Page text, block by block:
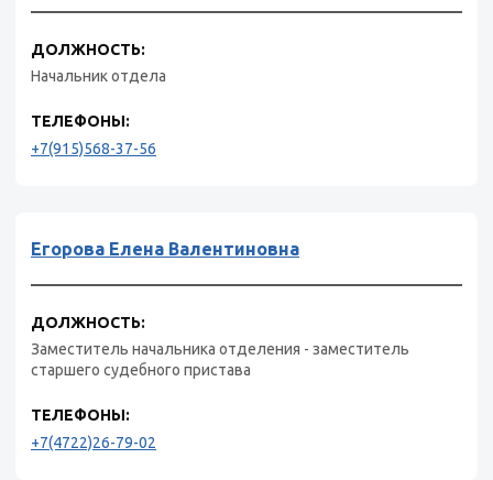
ДОЛЖНОСТЬ:
Начальник отдела
ТЕЛЕФОНЫ:
+7(915)568-37-56
Егорова Елена Валентиновна
ДОЛЖНОСТЬ:
Заместитель начальника отделения - заместитель
старшего судебного пристава
ТЕЛЕФОНЫ:
+7(4722)26-79-02